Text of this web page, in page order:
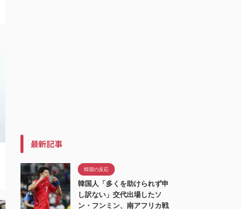
最新記事
韓国の反応
韓国人「多くを助けられず申
し訳ない」交代出場したソ
ン・フンミン、南アフリカ戦